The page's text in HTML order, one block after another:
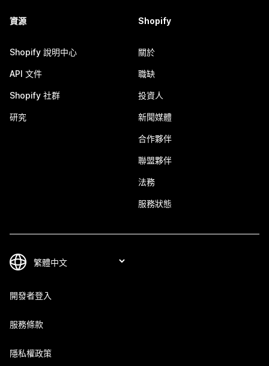
資源
Shopify 說明中心
API 文件
Shopify 社群
研究
Shopify
關於
職缺
投資人
新聞媒體
合作夥伴
聯盟夥伴
法務
服務狀態
開發者登入
服務條款
隱私權政策